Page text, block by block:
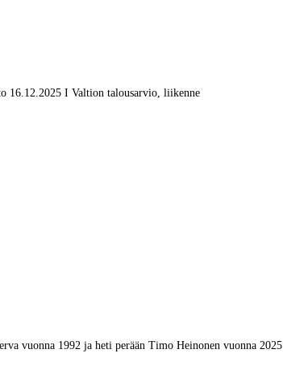
16.12.2025 I Valtion talousarvio, liikenne
vuonna 1992 ja heti perään Timo Heinonen vuonna 2025